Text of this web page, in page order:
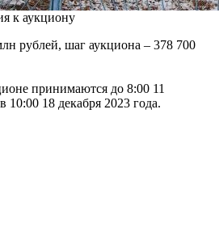
к аукциону
рублей, шаг аукциона – 378 700
принимаются до 8:00 11
10:00 18 декабря 2023 года.